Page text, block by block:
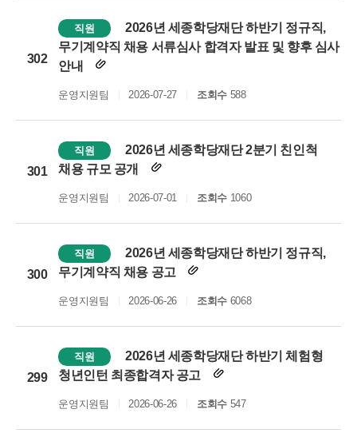
302
직원
2026년 세종학당재단 하반기 정규직,
무기계약직 채용 서류심사 합격자 발표 및 향후 심사
안내
운영지원팀 2026-07-27 조회수588
301
직원
2026년 세종학당재단 2분기 친인척
채용 규모 공개
운영지원팀 2026-07-01 조회수1060
300
직원
2026년 세종학당재단 하반기 정규직,
무기계약직 채용 공고
운영지원팀 2026-06-26 조회수6068
299
직원
2026년 세종학당재단 하반기 체험형
청년인턴 최종합격자 공고
운영지원팀 2026-06-26 조회수547